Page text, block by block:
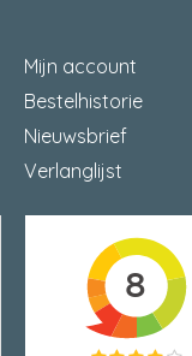
Mijn account
Bestelhistorie
Nieuwsbrief
Verlanglijst